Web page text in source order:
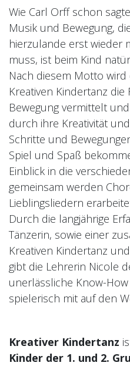
Wie Carl Orff schon
Musik und Bewegung,
hierzulande erst wieder
muss, ist beim Kind
Nach diesem Motto
Kreativen Kindertanz
Bewegung vermittelt
durch ihre Kreativität
Schritte und
Spiel und Spaß
Einblick in die
gemeinsam werden
Lieblingsliedern
Durch die langjährige
Tänzerin, sowie einer
Kreativen Kindertanz
gibt die Lehrerin Nicole
unerlässliche Know-
spielerisch mit auf den
Kreativer Kindertanz
Kinder der 1. und 2.
Bereits als Kind
Liebe zum
Jahre
Klassisches
Dance.
Ihre
Kindesalter im
ausgewogene
Unterricht.
Nicole
in der MurX
Ballett Micro,
Kindertanz,
Ballett
Während der
es geschafft,
mit vielen
Initiativen im
unserem Team